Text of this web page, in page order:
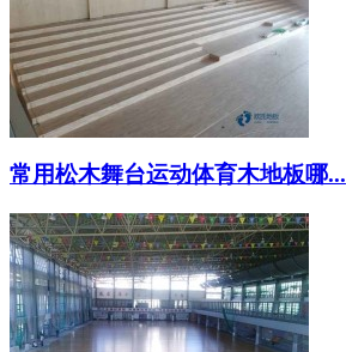
常用松木舞台运动体育木地板哪...